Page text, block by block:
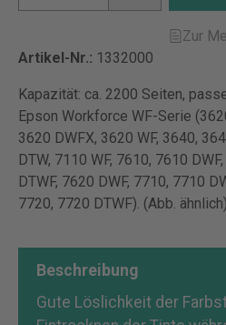
Zur
Artikel-Nr.: 1332000
Kapazität: ca. 2200 Seiten,
Epson Workforce WF-Serie
3620 DWFX, 3620 WF, 3640,
DTW, 7110 WF, 7610, 7610
DTWF, 7620 DWF, 7710, 7710
7720, 7720 DTWF). (Abb. ähnlich)
Beschreibung
Gute Löslichkeit der